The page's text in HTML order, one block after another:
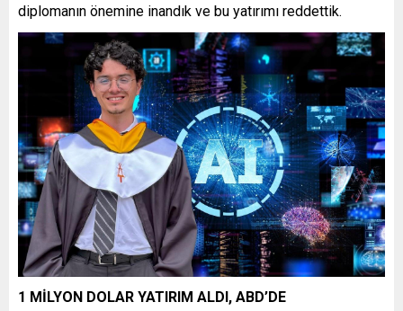
diplomanın önemine inandık ve bu yatırımı reddettik.
1 MİLYON DOLAR YATIRIM ALDI, ABD’DE